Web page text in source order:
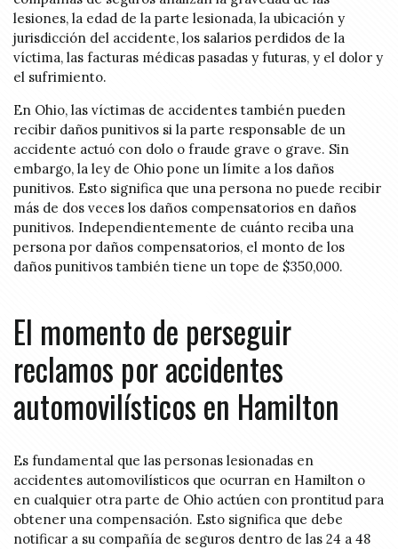
lesiones, la edad de la parte lesionada, la ubicación y
jurisdicción del accidente, los salarios perdidos de la
víctima, las facturas médicas pasadas y futuras, y el dolor y
el sufrimiento.
En Ohio, las víctimas de accidentes también pueden
recibir daños punitivos si la parte responsable de un
accidente actuó con dolo o fraude grave o grave. Sin
embargo, la ley de Ohio pone un límite a los daños
punitivos. Esto significa que una persona no puede recibir
más de dos veces los daños compensatorios en daños
punitivos. Independientemente de cuánto reciba una
persona por daños compensatorios, el monto de los
daños punitivos también tiene un tope de $350,000.
El momento de perseguir
reclamos por accidentes
automovilísticos en Hamilton
Es fundamental que las personas lesionadas en
accidentes automovilísticos que ocurran en Hamilton o
en cualquier otra parte de Ohio actúen con prontitud para
obtener una compensación. Esto significa que debe
notificar a su compañía de seguros dentro de las 24 a 48